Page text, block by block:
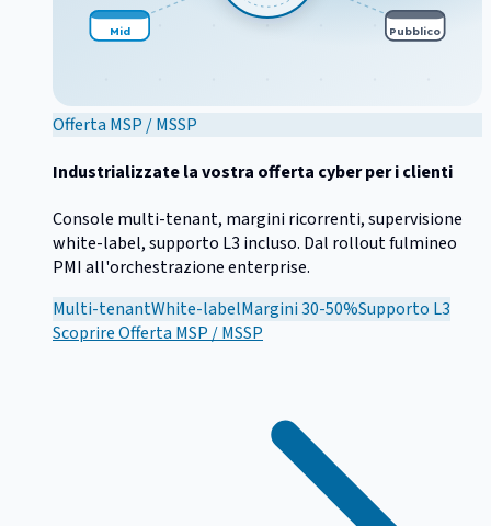
Mid Pubblico
Offerta MSP / MSSP
Industrializzate la vostra offerta cyber per i clienti
Console multi-tenant, margini ricorrenti, supervisione
white-label, supporto L3 incluso. Dal rollout fulmineo
PMI all'orchestrazione enterprise.
Multi-tenantWhite-labelMargini 30-50%Supporto L3
ScoprireOfferta MSP / MSSP